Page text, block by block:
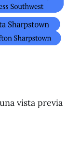
vista previa